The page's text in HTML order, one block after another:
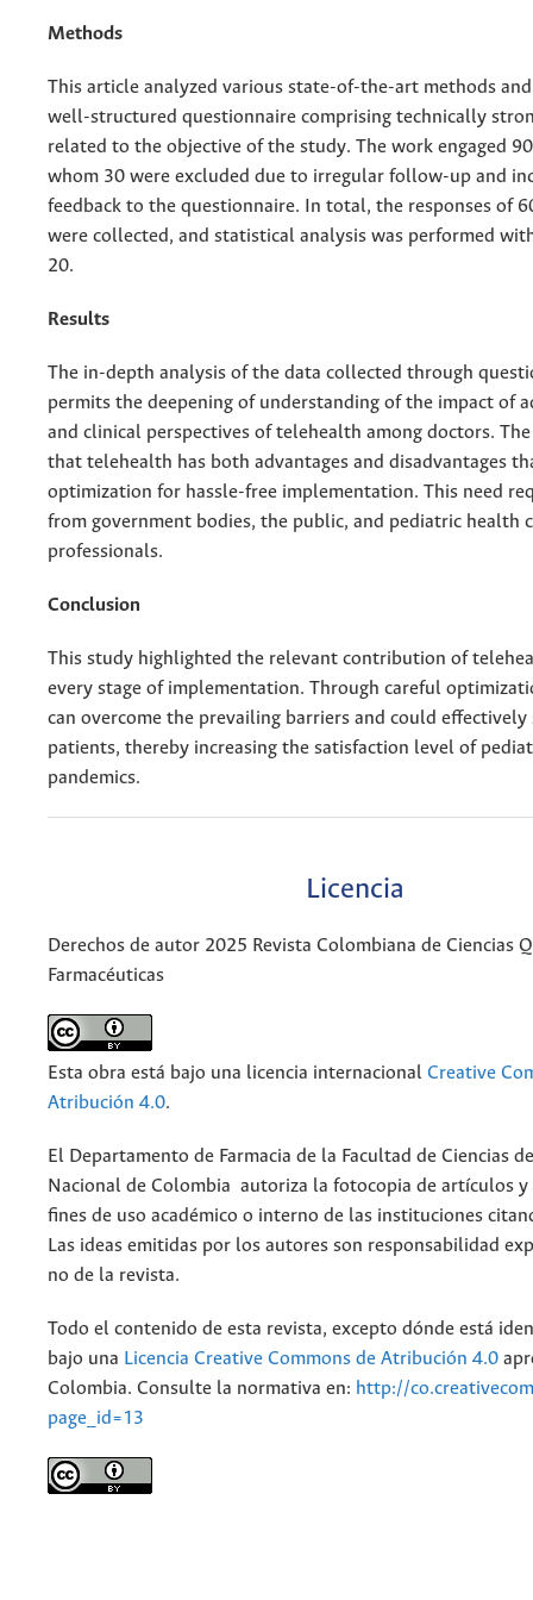
Methods
This article analyzed various state-of-the-art methods and
well-structured questionnaire comprising technically
related to the objective of the study. The work engaged
whom 30 were excluded due to irregular follow-up and
feedback to the questionnaire. In total, the responses of
were collected, and statistical analysis was performed with
20.
Results
The in-depth analysis of the data collected through
permits the deepening of understanding of the impact of
and clinical perspectives of telehealth among doctors.
that telehealth has both advantages and disadvantages
optimization for hassle-free implementation. This need
from government bodies, the public, and pediatric health
professionals.
Conclusion
This study highlighted the relevant contribution of
every stage of implementation. Through careful
can overcome the prevailing barriers and could effectively
patients, thereby increasing the satisfaction level of
pandemics.
Licencia
Derechos de autor 2025 Revista Colombiana de Ciencias
Farmacéuticas
Esta obra está bajo una licencia internacional Creative
Atribución 4.0.
El Departamento de Farmacia de la Facultad de Ciencias
Nacional de Colombia autoriza la fotocopia de artículos
fines de uso académico o interno de las instituciones
Las ideas emitidas por los autores son responsabilidad
no de la revista.
Todo el contenido de esta revista, excepto dónde está
bajo una Licencia Creative Commons de Atribución 4.0
Colombia. Consulte la normativa en: http://
page_id=13